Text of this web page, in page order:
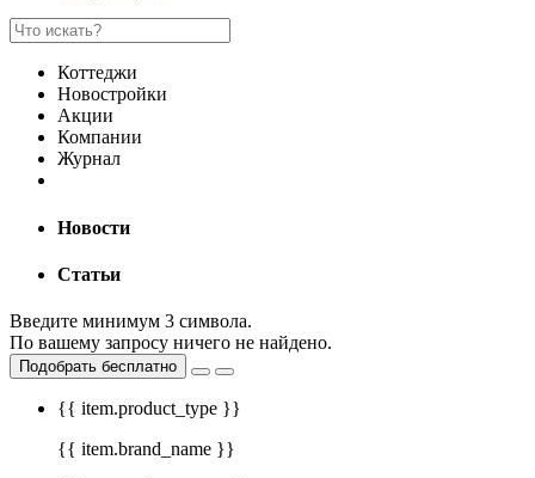
Коттеджи
Новостройки
Акции
Компании
Журнал
Новости
Статьи
Введите минимум 3 символа.
По вашему запросу ничего не найдено.
Подобрать бесплатно
{{ item.product_type }}
{{ item.brand_name }}